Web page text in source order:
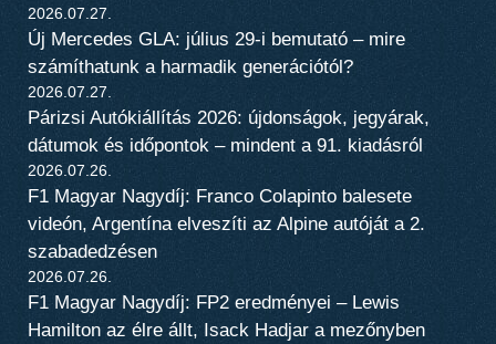
2026.07.27.
Új Mercedes GLA: július 29-i bemutató – mire
számíthatunk a harmadik generációtól?
2026.07.27.
Párizsi Autókiállítás 2026: újdonságok, jegyárak,
dátumok és időpontok – mindent a 91. kiadásról
2026.07.26.
F1 Magyar Nagydíj: Franco Colapinto balesete
videón, Argentína elveszíti az Alpine autóját a 2.
szabadedzésen
2026.07.26.
F1 Magyar Nagydíj: FP2 eredményei – Lewis
Hamilton az élre állt, Isack Hadjar a mezőnyben